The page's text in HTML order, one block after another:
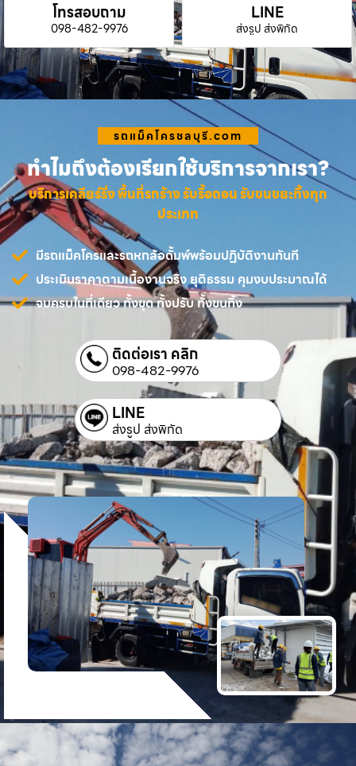
โทรสอบถาม
098-482-9976
LINE
ส่งรูป ส่งพิกัด
รถแม็คโครชลบุรี.com
ทำไมถึงต้องเรียกใช้บริการจากเรา?
บริการเคลียร์ริ่ง พื้นที่รกร้าง รับรื้อถอน รับขนขยะทิ้งทุก
ประเภท
มีรถแม็คโครและรถหกล้อดั้มพ์พร้อมปฏิบัติงานทันที
ประเมินราคาตามเนื้องานจริง ยุติธรรม คุมงบประมาณได้
จบครบในที่เดียว ทั้งขุด ทั้งปรับ ทั้งขนทิ้ง
ติดต่อเรา คลิก
098-482-9976
LINE
ส่งรูป ส่งพิกัด